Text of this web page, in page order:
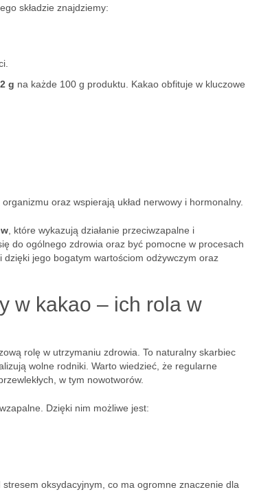
składzie znajdziemy:
g na każde 100 g produktu. Kakao obfituje w kluczowe
oraz wspierają układ nerwowy i hormonalny.
, które wykazują działanie przeciwzapalne i
do ogólnego zdrowia oraz być pomocne w procesach
jego bogatym wartościom odżywczym oraz
w kakao – ich rola w
rolę w utrzymaniu zdrowia. To naturalny skarbiec
wolne rodniki. Warto wiedzieć, że regularne
w tym nowotworów.
Dzięki nim możliwe jest:
oksydacyjnym, co ma ogromne znaczenie dla